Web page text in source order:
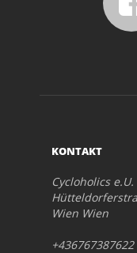
KONTAKT
Cycloholics e.U.
Wien Wien
+436767387622